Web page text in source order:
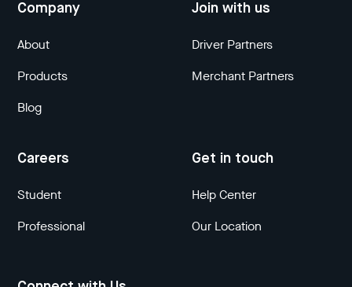
Company
About
Products
Blog
Join with us
Driver Partners
Merchant Partners
Careers
Student
Professional
Get in touch
Help Center
Our Location